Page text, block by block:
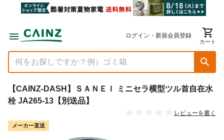
ログイン・新規会員登録
カート
【CAINZ-DASH】ＳＡＮＥＩ ミニセラ横型ツル首自在水
栓 JA265-13【別送品】
レビューを書く
メーカー直送